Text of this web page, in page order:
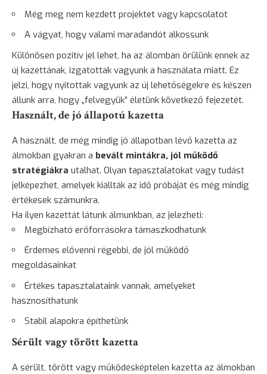
Még meg nem kezdett projektet vagy kapcsolatot
A vágyat, hogy valami maradandót alkossunk
Különösen pozitív jel lehet, ha az álomban örülünk ennek az
új kazettának, izgatottak vagyunk a használata miatt. Ez
jelzi, hogy nyitottak vagyunk az új lehetőségekre és készen
állunk arra, hogy „felvegyük” életünk következő fejezetét.
Használt, de jó állapotú kazetta
A használt, de még mindig jó állapotban lévő kazetta az
álmokban gyakran a bevált mintákra, jól működő
stratégiákra utalhat. Olyan tapasztalatokat vagy tudást
jelképezhet, amelyek kiállták az idő próbáját és még mindig
értékesek számunkra.
Ha ilyen kazettát látunk álmunkban, az jelezheti:
Megbízható erőforrásokra támaszkodhatunk
Érdemes elővenni régebbi, de jól működő
megoldásainkat
Értékes tapasztalataink vannak, amelyeket
hasznosíthatunk
Stabil alapokra építhetünk
Sérült vagy törött kazetta
A sérült, törött vagy működésképtelen kazetta az álmokban